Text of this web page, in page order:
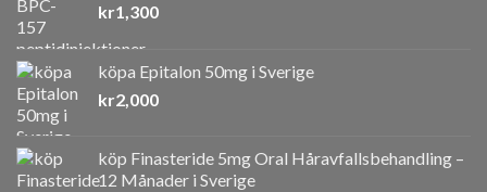
kr1,300
köpa Epitalon 50mg i Sverige
kr2,000
köp Finasteride 5mg Oral Håravfallsbehandling –
12 Månader i Sverige